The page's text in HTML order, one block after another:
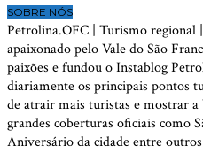
SOBRE NÓS
Petrolina.OFC | Turismo regional
apaixonado pelo Vale do São
paixões e fundou o Instablog
diariamente os principais pontos
de atrair mais turistas e mostrar a
grandes coberturas oficiais como
Aniversário da cidade entre